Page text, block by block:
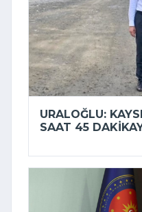
URALOĞLU:
SAAT 45